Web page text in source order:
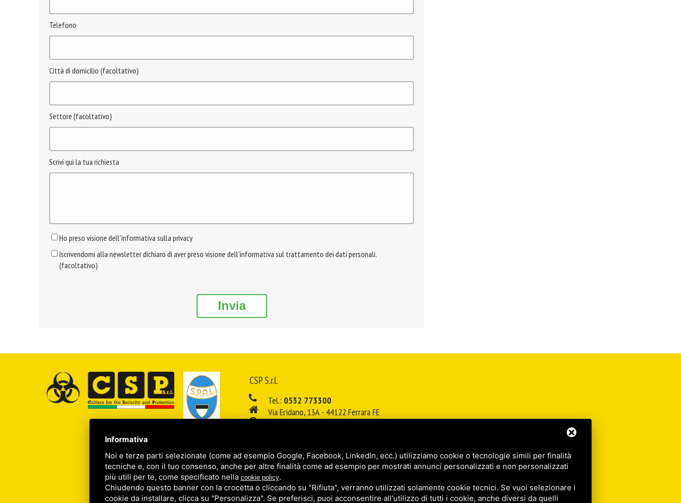
Telefono
Città di domicilio (facoltativo)
Settore (facoltativo)
Scrivi qui la tua richiesta
Ho preso visione dell'informativa sulla privacy
Iscrivendomi alla newsletter dichiaro di aver preso visione dell'informativa sul trattamento dei dati personali.
(facoltativo)
Invia
CSP S.r.l.
Tel.: 0532 773300
Via Eridano, 13A - 44122 Ferrara FE
Sitemap/ Privacy policy/Legal
Informativa
Noi e terze parti selezionate (come ad esempio Google, Facebook, LinkedIn, ecc.) utilizziamo cookie o tecnologie simili per finalità
tecniche e, con il tuo consenso, anche per altre finalità come ad esempio per mostrati annunci personalizzati e non personalizzati
più utili per te, come specificato nella cookie policy.
Chiudendo questo banner con la crocetta o cliccando su "Rifiuta", verranno utilizzati solamente cookie tecnici. Se vuoi selezionare i
cookie da installare, clicca su "Personalizza". Se preferisci, puoi acconsentire all'utilizzo di tutti i cookie, anche diversi da quelli